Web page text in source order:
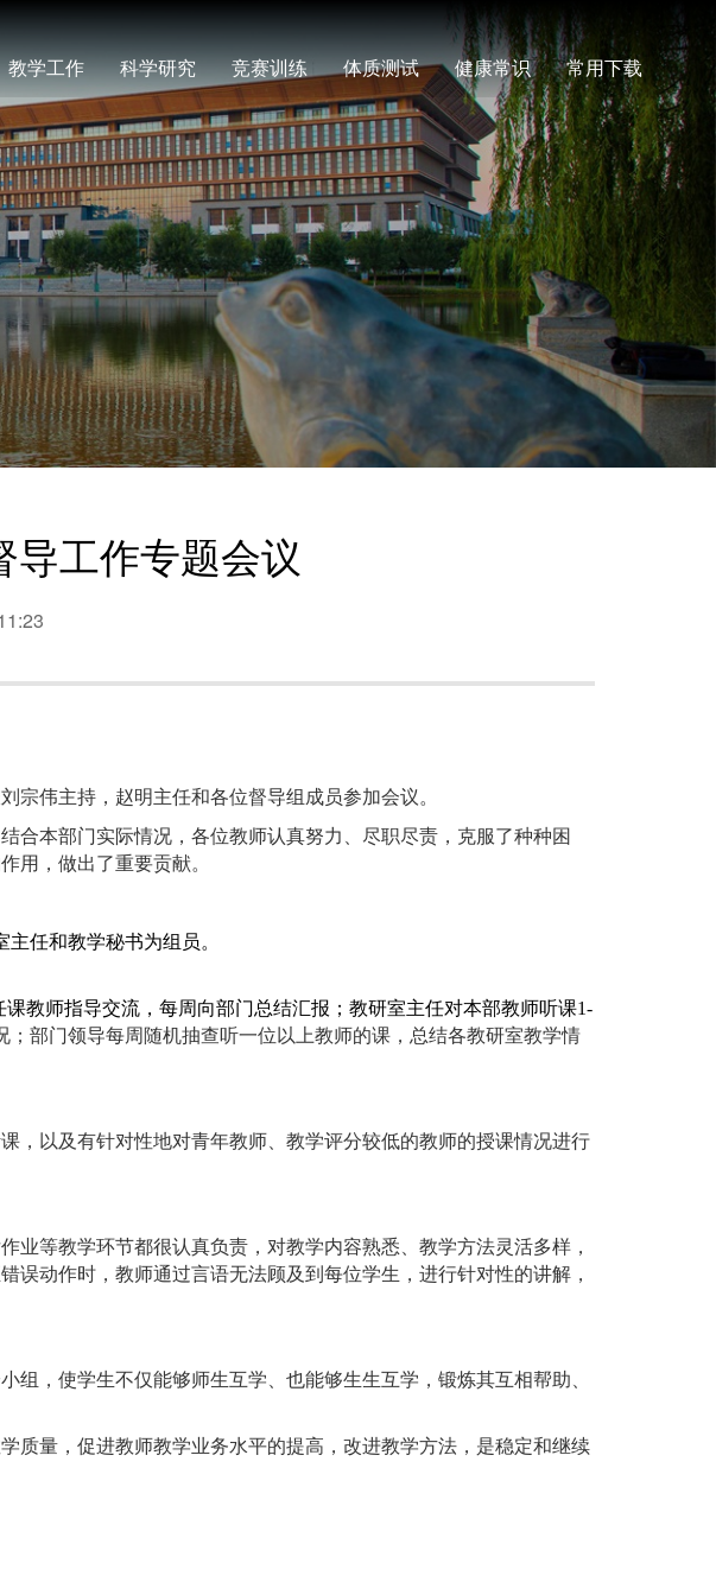
教学工作 科学研究 竞赛训练 体质测试 健康常识 常用下载
工作专题会议
宗伟主持，赵明主任和各位督导组成员参加会议。
合本部门实际情况，各位教师认真努力、尽职尽责，克服了种种困
用，做出了重要贡献。
任和教学秘书为组员。
课教师指导交流，每周向部门总结汇报；教研室主任对本部教师听课1-
部门领导每周随机抽查听一位以上教师的课，总结各教研室教学情
，以及有针对性地对青年教师、教学评分较低的教师的授课情况进行
等教学环节都很认真负责，对教学内容熟悉、教学方法灵活多样，
动作时，教师通过言语无法顾及到每位学生，进行针对性的讲解，
，使学生不仅能够师生互学、也能够生生互学，锻炼其互相帮助、
质量，促进教师教学业务水平的提高，改进教学方法，是稳定和继续